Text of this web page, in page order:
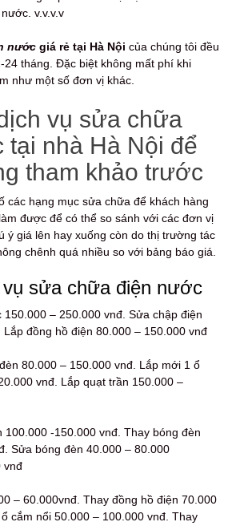
v.v.v.v
nước giá rẻ tại Hà Nội của chúng tôi đều
tháng. Đặc biệt không mất phí khi
như một số đơn vị khác.
vụ sửa chữa
tại nhà Hà Nội để
tham khảo trước
các hạng mục sửa chữa để khách hàng
được để có thể so sánh với các đơn vị
ý giá lên hay xuống còn do thị trường tác
chênh quá nhiều so với bảng báo giá.
vụ sửa chữa điện nước
– 250.000 vnđ. Sửa chập điện
Lắp đồng hồ điện 80.000 – 150.000 vnđ
80.000 – 150.000 vnđ. Lắp mới 1 ổ
vnđ. Lắp quạt trần 150.000 –
100.000 -150.000 vnđ. Thay bóng đèn
Sửa bóng đèn 40.000 – 80.000
vnđ
– 60.000vnđ. Thay đồng hồ điện 70.000
cắm nổi 50.000 – 100.000 vnđ. Thay